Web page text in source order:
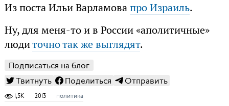
Из поста Ильи Варламовапро Израиль.
Ну, для меня-то и в России «аполитичные»
людиточно так же выглядят.
Подписаться на блог
Твитнуть
Поделиться Отправить
1,5K 2013 политика